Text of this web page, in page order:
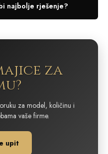
najbolje rješenje?
za
za model, količinu i
vaše firme.
upit